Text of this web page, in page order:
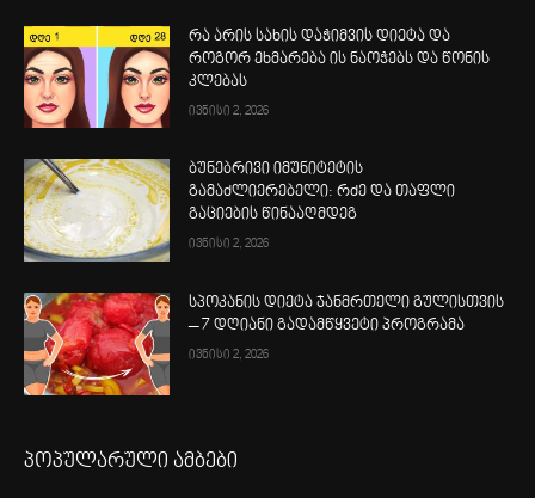
რა არის სახის დაჭიმვის დიეტა და
როგორ ეხმარება ის ნაოჭებს და წონის
კლებას
ივნისი 2, 2026
ბუნებრივი იმუნიტეტის
გამაძლიერებელი: რძე და თაფლი
გაციების წინააღმდეგ
ივნისი 2, 2026
სპოკანის დიეტა ჯანმრთელი გულისთვის
– 7 დღიანი გადამწყვეტი პროგრამა
ივნისი 2, 2026
პოპულარული ამბები